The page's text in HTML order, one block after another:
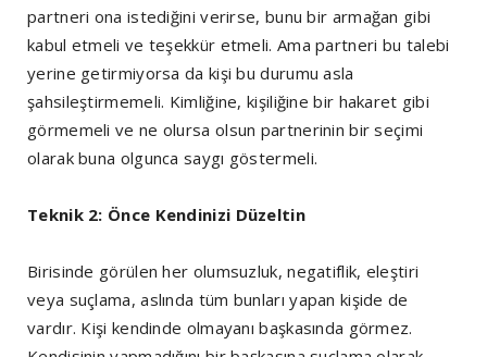
partneri ona istediğini verirse, bunu bir armağan gibi
kabul etmeli ve teşekkür etmeli. Ama partneri bu talebi
yerine getirmiyorsa da kişi bu durumu asla
şahsileştirmemeli. Kimliğine, kişiliğine bir hakaret gibi
görmemeli ve ne olursa olsun partnerinin bir seçimi
olarak buna olgunca saygı göstermeli.
Teknik 2: Önce Kendinizi Düzeltin
Birisinde görülen her olumsuzluk, negatiflik, eleştiri
veya suçlama, aslında tüm bunları yapan kişide de
vardır. Kişi kendinde olmayanı başkasında görmez.